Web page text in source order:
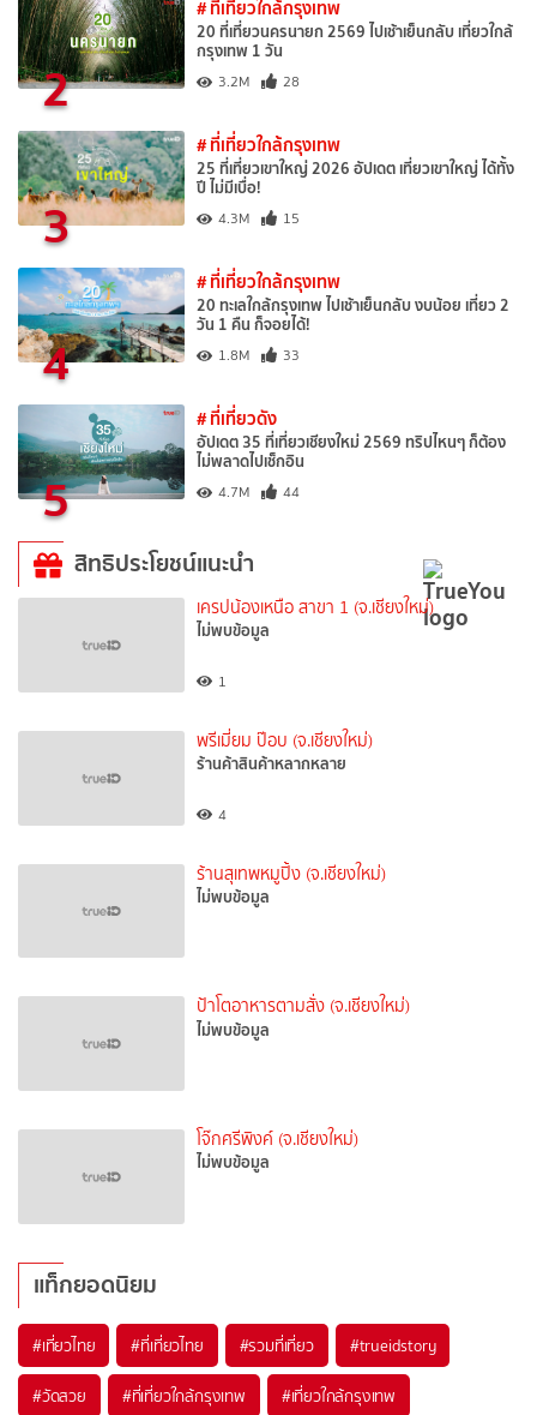
2
# ที่เที่ยวใกล้กรุงเทพ
20 ที่เที่ยวนครนายก 2569 ไปเช้าเย็นกลับ เที่ยวใกล้
กรุงเทพ 1 วัน
3.2M 28
3
# ที่เที่ยวใกล้กรุงเทพ
25 ที่เที่ยวเขาใหญ่ 2026 อัปเดต เที่ยวเขาใหญ่ ได้ทั้ง
ปี ไม่มีเบื่อ!
4.3M 15
4
# ที่เที่ยวใกล้กรุงเทพ
20 ทะเลใกล้กรุงเทพ ไปเช้าเย็นกลับ งบน้อย เที่ยว 2
วัน 1 คืน ก็จอยได้!
1.8M 33
5
# ที่เที่ยวดัง
อัปเดต 35 ที่เที่ยวเชียงใหม่ 2569 ทริปไหนๆ ก็ต้อง
ไม่พลาดไปเช็กอิน
4.7M 44
สิทธิประโยชน์แนะนำ
เครปน้องเหนือ สาขา 1 (จ.เชียงใหม่)
ไม่พบข้อมูล
1
พรีเมี่ยม ป๊อบ (จ.เชียงใหม่)
ร้านค้าสินค้าหลากหลาย
4
ร้านสุเทพหมูปิ้ง (จ.เชียงใหม่)
ไม่พบข้อมูล
ป้าโตอาหารตามสั่ง (จ.เชียงใหม่)
ไม่พบข้อมูล
โจ๊กศรีพิงค์ (จ.เชียงใหม่)
ไม่พบข้อมูล
แท็กยอดนิยม
#เที่ยวไทย #ที่เที่ยวไทย #รวมที่เที่ยว #trueidstory
#วัดสวย #ที่เที่ยวใกล้กรุงเทพ #เที่ยวใกล้กรุงเทพ